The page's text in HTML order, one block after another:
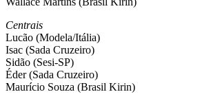
Centrais
Lucão (Modela/Itália)
Isac (Sada Cruzeiro)
Sidão (Sesi-SP)
Éder (Sada Cruzeiro)
Maurício Souza (Brasil Kirin)